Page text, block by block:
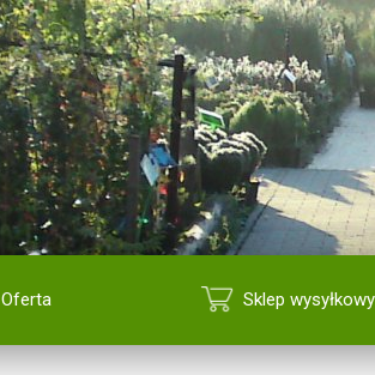
Oferta Sklep wysyłkowy